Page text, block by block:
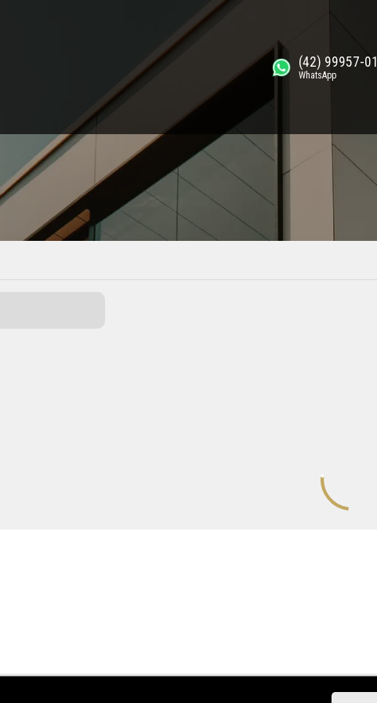
(42) 99957-
WhatsApp